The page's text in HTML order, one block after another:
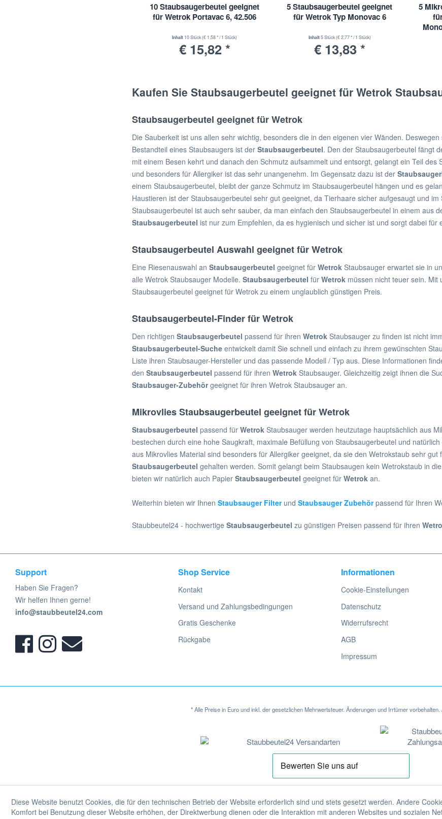
Decker
Staubsaugerbeutel für Blink
Staubsaugerbeutel für Bliss
Staubsaugerbeutel für Blomberg
Staubsaugerbeutel für Blue Sky
Staubsaugerbeutel für Blue Vac
Staubsaugerbeutel für Bluel
Staubsaugerbeutel für
Staubsaugerbeutel für BSK
TEK
10 Staubsaugerbeutel geeignet
für Wetrok Portavac 6, 42.506
Inhalt 10 Stück(€ 1,58 * / 1 Stück)
€ 15,82 *
5 Staubsaugerbeutel geeignet
für Wetrok Typ Monovac 6
Inhalt5 Stück(€ 2,77 * / 1 Stück)
€ 13,83 *
5
Kaufen Sie Staubsaugerbeutel geeignet für Wetrok
Staubsaugerbeutel geeignet für Wetrok
Die Sauberkeit ist uns allen sehr wichtig, besonders die in den eigenen vier Wänden.
Bestandteil eines Staubsaugers ist der Staubsaugerbeutel. Den der Staubsaugerbeutel fängt
mit einem Besen kehrt und danach den Schmutz aufsammelt und entsorgt, gelangt ein Teil
und besonders für Allergiker ist das sehr unangenehm. Im Gegensatz dazu ist der
einem Staubsaugerbeutel, bleibt der ganze Schmutz im Staubsaugerbeutel hängen und es
Haustieren ist der Staubsaugerbeutel sehr gut geeignet, da Tierhaare sicher aufgesaugt und
Staubsaugerbeutel ist auch sehr sauber, da man einfach den Staubsaugerbeutel in einem aus
Staubsaugerbeutel ist nur zum Empfehlen, da es hygienisch und sicher ist und sorgt dabei
Staubsaugerbeutel Auswahl geeignet für Wetrok
Eine Riesenauswahl an Staubsaugerbeutel geeignet für Wetrok Staubsauger erwartet sie in
alle Wetrok Staubsauger Modelle. Staubsaugerbeutel für Wetrok müssen nicht teuer sein. Mit
Staubsaugerbeutel geeignet für Wetrok zu einem unglaublich günstigen Preis.
Staubsaugerbeutel-Finder für Wetrok
Den richtigen Staubsaugerbeutel passend für ihren Wetrok Staubsauger zu finden ist nicht
Staubsaugerbeutel-Suche entwickelt damit Sie schnell und einfach zu ihrem gewünschten
Liste ihren Staubsauger-Hersteller und das passende Modell / Typ aus. Diese Informationen
den Staubsaugerbeutel passend für ihren Wetrok Staubsauger. Gleichzeitig zeigt ihnen die
Staubsauger-Zubehörgeeignet für ihren Wetrok Staubsauger an.
Mikrovlies Staubsaugerbeutel geeignet für Wetrok
Staubsaugerbeutel passend für Wetrok Staubsauger werden heutzutage hauptsächlich aus
bestechen durch eine hohe Saugkraft, maximale Befüllung von Staubsaugerbeutel und
aus Mikrovlies Material sind besonders für Allergiker geeignet, da sie den Wetrokstaub sehr
Staubsaugerbeutel gehalten werden. Somit gelangt beim Staubsaugen kein Wetrokstaub in
bieten wir natürlich auch Papier Staubsaugerbeutel geeignet für Wetrok an.
Weiterhin bieten wir Ihnen Staubsauger Filterund Staubsauger Zubehör passend für Ihren
Staubbeutel24 - hochwertige Staubsaugerbeutel zu günstigen Preisen passend für ihren
Support
Haben Sie Fragen?
Wir helfen Ihnen gerne!
info@staubbeutel24.com
Shop Service
Kontakt
Versand und Zahlungsbedingungen
Gratis Geschenke
Rückgabe
Informationen
Cookie-Einstellungen
Datenschutz
Widerrufsrecht
AGB
Impressum
* Alle Preise in Euro und inkl. der gesetzlichen Mehrwertsteuer. Änderungen und Irrtümer vorbehalten.
Diese Website benutzt Cookies, die für den technischen Betrieb der Website erforderlich sind und stets gesetzt werden. Andere
Komfort bei Benutzung dieser Website erhöhen, der Direktwerbung dienen oder die Interaktion mit anderen Websites und sozialen